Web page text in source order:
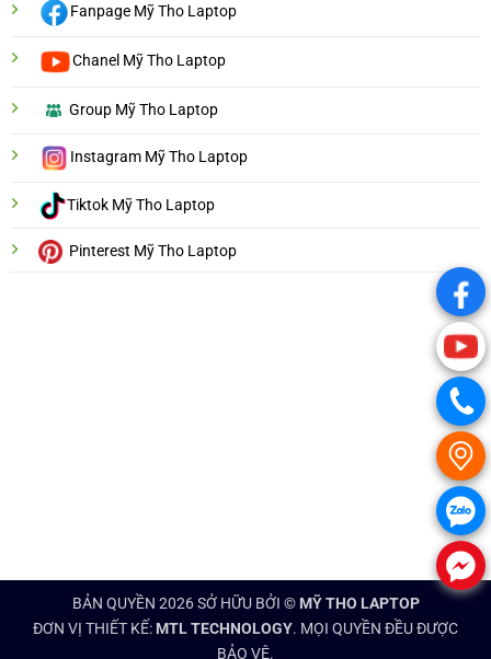
Fanpage Mỹ Tho Laptop
Chanel Mỹ Tho Laptop
Group Mỹ Tho Laptop
Instagram Mỹ Tho Laptop
Tiktok Mỹ Tho Laptop
Pinterest Mỹ Tho Laptop
BẢN QUYỀN 2026 SỞ HỮU BỞI © MỸ THO LAPTOP
ĐƠN VỊ THIẾT KẾ: MTL TECHNOLOGY. MỌI QUYỀN ĐỀU ĐƯỢC
BẢO VỆ.
.
.
.
.
.
.